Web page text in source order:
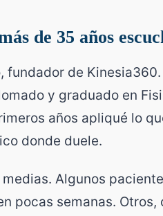
de 35 años
fundador de
y graduado en
años apliqué lo
donde duele.
medias. Algunos
pocas semanas.